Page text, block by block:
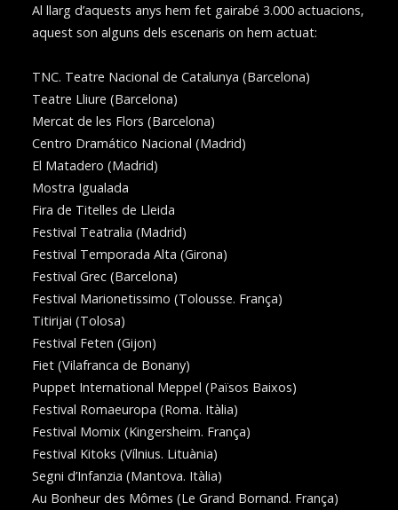
Al llarg d’aquests anys hem fet gairabé 3.000 actuacions,
aquest son alguns dels escenaris on hem actuat:
TNC. Teatre Nacional de Catalunya (Barcelona)
Teatre Lliure (Barcelona)
Mercat de les Flors (Barcelona)
Centro Dramático Nacional (Madrid)
El Matadero (Madrid)
Mostra Igualada
Fira de Titelles de Lleida
Festival Teatralia (Madrid)
Festival Temporada Alta (Girona)
Festival Grec (Barcelona)
Festival Marionetissimo (Tolousse. França)
Titirijai (Tolosa)
Festival Feten (Gijon)
Fiet (Vilafranca de Bonany)
Puppet International Meppel (Països Baixos)
Festival Romaeuropa (Roma. Itàlia)
Festival Momix (Kingersheim. França)
Festival Kitoks (Vílnius. Lituània)
Segni d’Infanzia (Mantova. Itàlia)
Au Bonheur des Mômes (Le Grand Bornand. França)